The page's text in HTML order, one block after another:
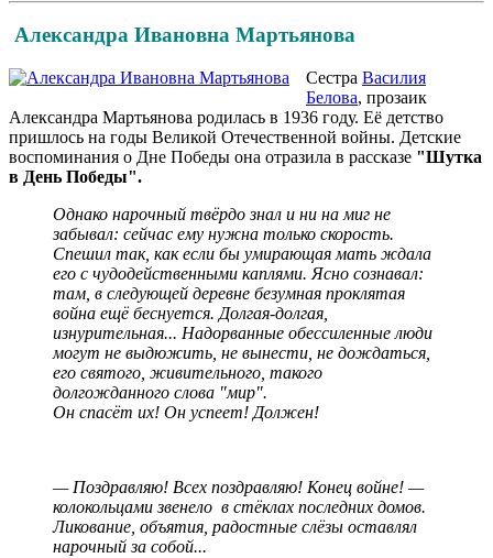
Александра Ивановна Мартьянова
Сестра Василия
Белова, прозаик
Александра Мартьянова родилась в 1936 году. Её детство
пришлось на годы Великой Отечественной войны. Детские
воспоминания о Дне Победы она отразила в рассказе "Шутка
в День Победы".
Однако нарочный твёрдо знал и ни на миг не
забывал: сейчас ему нужна только скорость.
Спешил так, как если бы умирающая мать ждала
его с чудодейственными каплями. Ясно сознавал:
там, в следующей деревне безумная проклятая
война ещё беснуется. Долгая-долгая,
изнурительная... Надорванные обессиленные люди
могут не выдюжить, не вынести, не дождаться,
его святого, живительного, такого
долгожданного слова "мир".
Он спасёт их! Он успеет! Должен!
— Поздравляю! Всех поздравляю! Конец войне! —
колокольцами звенело в стёклах последних домов.
Ликование, объятия, радостные слёзы оставлял
нарочный за собой...